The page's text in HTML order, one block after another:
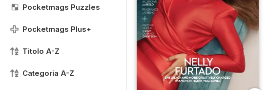
Pocketmags Puzzles
Pocketmags Plus+
Titolo A-Z
Categoria A-Z